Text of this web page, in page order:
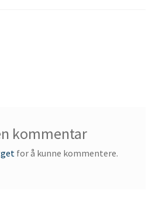
kommentar
for å kunne kommentere.